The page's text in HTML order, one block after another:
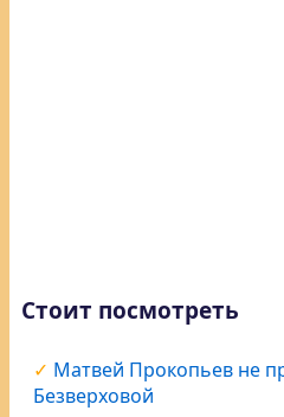
Стоит посмотреть
Матвей Прокопьев не
Безверховой